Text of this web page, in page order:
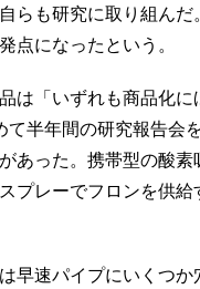
らも研究に取り組ん
点になったという。
は「いずれも商品化に
半年間の研究報告会
あった。携帯型の酸
プレーでフロンを供
早速パイプにいくつか